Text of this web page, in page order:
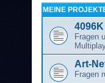
MEINE
Fragen
Art-
Fragen